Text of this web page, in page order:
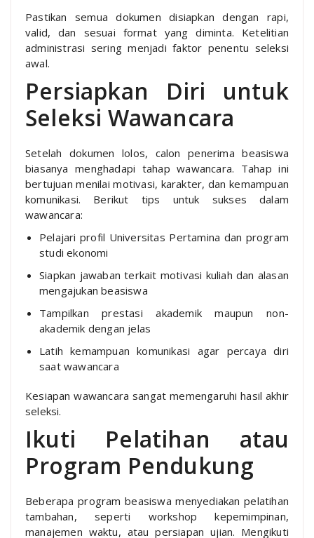
Pastikan semua dokumen disiapkan dengan rapi,
valid, dan sesuai format yang diminta. Ketelitian
administrasi sering menjadi faktor penentu seleksi
awal.
Persiapkan Diri untuk
Seleksi Wawancara
Setelah dokumen lolos, calon penerima beasiswa
biasanya menghadapi tahap wawancara. Tahap ini
bertujuan menilai motivasi, karakter, dan kemampuan
komunikasi. Berikut tips untuk sukses dalam
wawancara:
Pelajari profil Universitas Pertamina dan program
studi ekonomi
Siapkan jawaban terkait motivasi kuliah dan alasan
mengajukan beasiswa
Tampilkan prestasi akademik maupun non-
akademik dengan jelas
Latih kemampuan komunikasi agar percaya diri
saat wawancara
Kesiapan wawancara sangat memengaruhi hasil akhir
seleksi.
Ikuti Pelatihan atau
Program Pendukung
Beberapa program beasiswa menyediakan pelatihan
tambahan, seperti workshop kepemimpinan,
manajemen waktu, atau persiapan ujian. Mengikuti